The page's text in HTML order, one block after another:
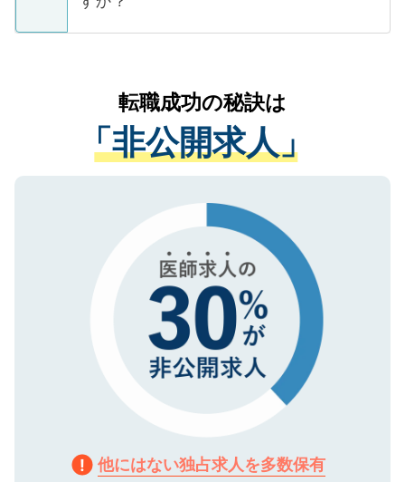
支援を目的に使用いたします。お預かりし
ているすべての個人データはご本人の許可
は、個人情報の取り扱いについての厳密な
管理基準を満たした事業者のみに付与され
る、プライバシーマークを取得済みです。
ご登録いただいた個人情報は、SSL（デー
で、機密保持に関してもご安心ください。
かがいして、現在の医療機関の状況や紹介
経験をまじえながら、適切なアドバイスを
させていただきます。すぐにご転職をされ
ない方には、長期的なサポートが可能です
ので、まずはご登録ください。
転職成功の秘訣は
「非公開求人」
他にはない独占求人を多数保有